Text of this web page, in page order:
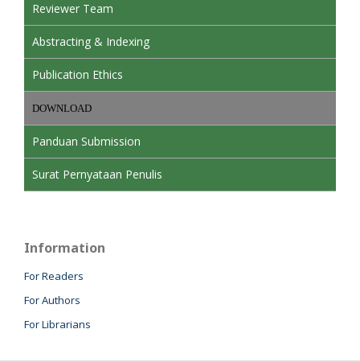
Reviewer Team
Abstracting & Indexing
Publication Ethics
DOWNLOAD
Panduan Submission
Surat Pernyataan Penulis
Information
For Readers
For Authors
For Librarians